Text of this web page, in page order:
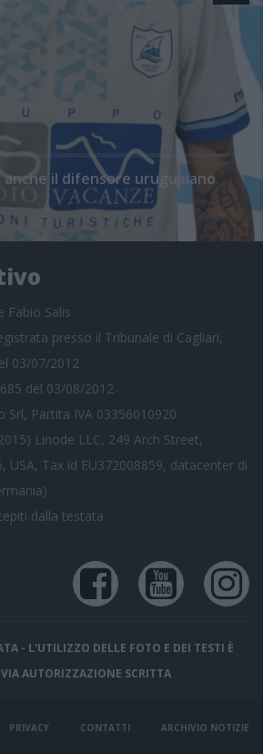
il difensore uruguaiano
Fabio Salis
presso il Tribunale di Cagliari,
03/07/2012
del 03/08/2012
Srl, Partita IVA 03356010920
Linode LLC, 249 Arch Street,
USA, Tax id EU372008859, datacenter di
dalla testata
- L'UTILIZZO DELLE FOTO E DEI TESTI È
AUTORIZZAZIONE SCRITTA
PRIVACY CONTATTI ARCHIVIO NOTIZIE